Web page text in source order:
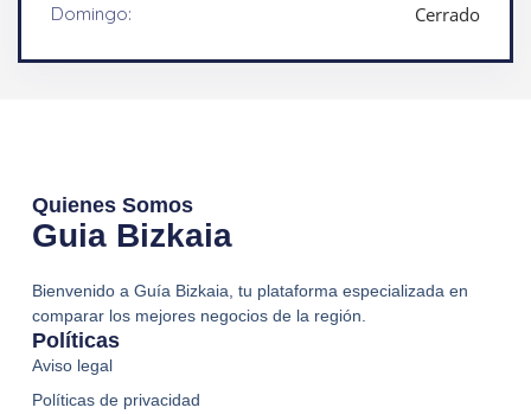
Domingo: Cerrado
Quienes Somos
Guia Bizkaia
Bienvenido a Guía Bizkaia, tu plataforma especializada en
comparar los mejores negocios de la región.
Políticas
Aviso legal
Políticas de privacidad